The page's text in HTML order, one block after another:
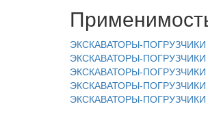
ЭКСКАВАТОРЫ-ПОГРУЗЧИКИ
ЭКСКАВАТОРЫ-ПОГРУЗЧИКИ
ЭКСКАВАТОРЫ-ПОГРУЗЧИКИ
ЭКСКАВАТОРЫ-ПОГРУЗЧИКИ
ЭКСКАВАТОРЫ-ПОГРУЗЧИКИ